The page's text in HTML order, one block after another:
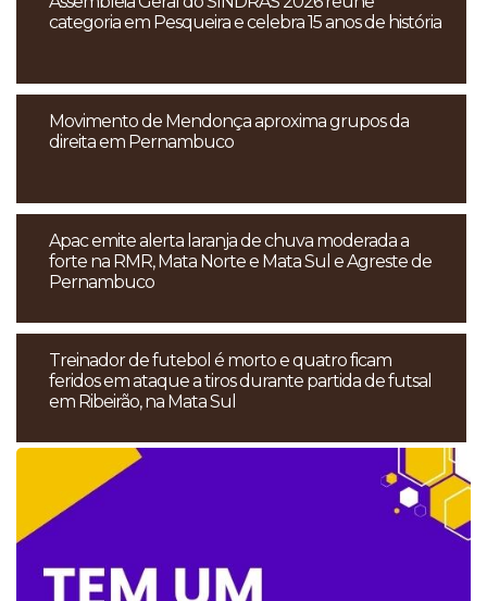
categoria em Pesqueira e celebra 15 anos de história
Movimento de Mendonça aproxima grupos da
direita em Pernambuco
Apac emite alerta laranja de chuva moderada a
forte na RMR, Mata Norte e Mata Sul e Agreste de
Pernambuco
Treinador de futebol é morto e quatro ficam
feridos em ataque a tiros durante partida de futsal
em Ribeirão, na Mata Sul